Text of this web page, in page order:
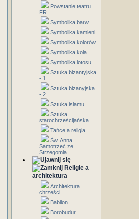
Powstanie teatru
FR
Symbolika barw
Symbolika kamieni
Symbolika kolorów
Symbolika koła
Symbolika lotosu
Sztuka bizantyjska
- 1
Sztuka bizanyjska
- 2
Sztuka islamu
Sztuka
starochrześcijańska
Tańce a religia
Św. Anna
Samotrzeć ze
Strzegomia
Religie a
architektura
Architektura
chrześci.
Babilon
Borobudur